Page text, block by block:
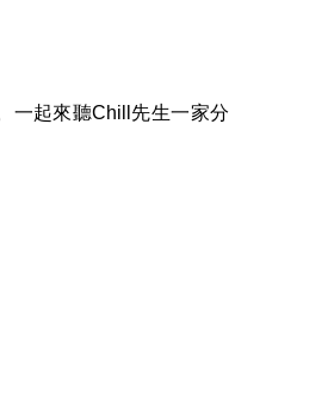
一起來聽Chill先生一家分